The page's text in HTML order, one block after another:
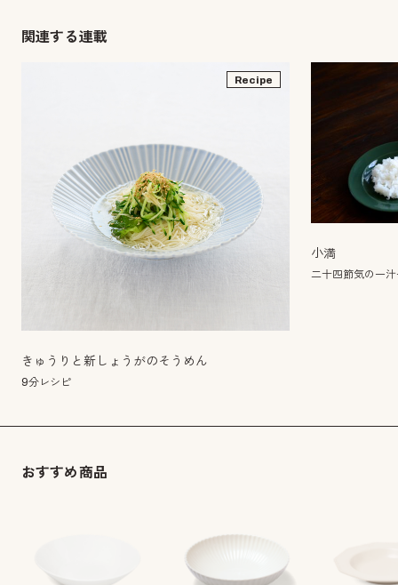
関連する連載
Recipe
きゅうりと新しょうがのそうめん
9分レシピ
小満
二十四節気の一
おすすめ商品